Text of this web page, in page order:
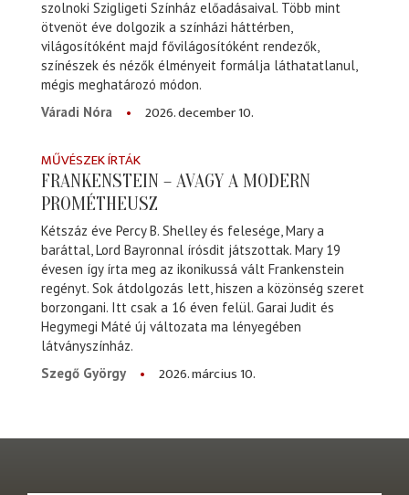
szolnoki Szigligeti Színház előadásaival. Több mint
ötvenöt éve dolgozik a színházi háttérben,
világosítóként majd fővilágosítóként rendezők,
színészek és nézők élményeit formálja láthatatlanul,
mégis meghatározó módon.
Váradi Nóra
2026. december 10.
MŰVÉSZEK ÍRTÁK
FRANKENSTEIN – AVAGY A MODERN
PROMÉTHEUSZ
Kétszáz éve Percy B. Shelley és felesége, Mary a
baráttal, Lord Bayronnal írósdit játszottak. Mary 19
évesen így írta meg az ikonikussá vált Frankenstein
regényt. Sok átdolgozás lett, hiszen a közönség szeret
borzongani. Itt csak a 16 éven felül. Garai Judit és
Hegymegi Máté új változata ma lényegében
látványszínház.
Szegő György
2026. március 10.